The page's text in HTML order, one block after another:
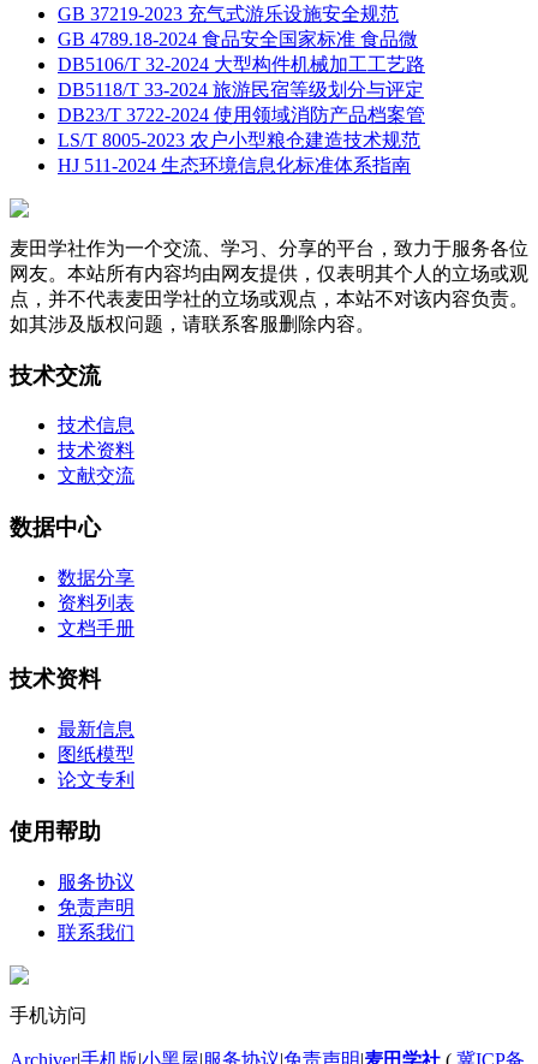
GB 37219-2023 充气式游乐设施安全规范
GB 4789.18-2024 食品安全国家标准 食品微
DB5106/T 32-2024 大型构件机械加工工艺路
DB5118/T 33-2024 旅游民宿等级划分与评定
DB23/T 3722-2024 使用领域消防产品档案管
LS/T 8005-2023 农户小型粮仓建造技术规范
HJ 511-2024 生态环境信息化标准体系指南
麦田学社作为一个交流、学习、分享的平台，致力于服务各位
网友。本站所有内容均由网友提供，仅表明其个人的立场或观
点，并不代表麦田学社的立场或观点，本站不对该内容负责。
如其涉及版权问题，请联系客服删除内容。
技术交流
技术信息
技术资料
文献交流
数据中心
数据分享
资料列表
文档手册
技术资料
最新信息
图纸模型
论文专利
使用帮助
服务协议
免责声明
联系我们
手机访问
Archiver|手机版|小黑屋|服务协议|免责声明|麦田学社 ( 冀ICP备